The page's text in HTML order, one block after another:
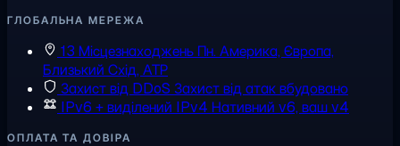
ГЛОБАЛЬНА МЕРЕЖА
13 Місцезнаходжень Пн. Америка, Європа,
Близький Схід, АТР
Захист від DDoS Захист від атак вбудовано
IPv6 + виділений IPv4 Нативний v6, ваш v4
ОПЛАТА ТА ДОВІРА